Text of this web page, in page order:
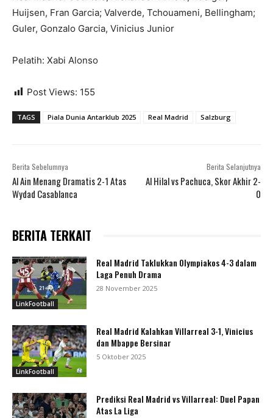
Huijsen, Fran Garcia; Valverde, Tchouameni, Bellingham;
Guler, Gonzalo Garcia, Vinicius Junior
Pelatih: Xabi Alonso
Post Views: 155
TAGS Piala Dunia Antarklub 2025 Real Madrid Salzburg
Berita Sebelumnya
Al Ain Menang Dramatis 2-1 Atas
Wydad Casablanca
Berita Selanjutnya
Al Hilal vs Pachuca, Skor Akhir 2-
0
BERITA TERKAIT
LinkFootball
Real Madrid Taklukkan Olympiakos 4-3 dalam
Laga Penuh Drama
28 November 2025
LinkFootball
Real Madrid Kalahkan Villarreal 3-1, Vinicius
dan Mbappe Bersinar
5 Oktober 2025
Prediksi Real Madrid vs Villarreal: Duel Papan
Atas La Liga